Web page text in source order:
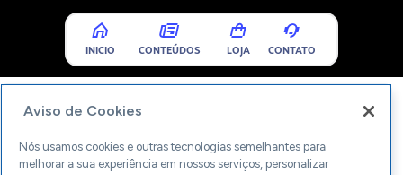
INICIO CONTEÚDOS LOJA CONTATO
Aviso de Cookies
Nós usamos cookies e outras tecnologias semelhantes para
melhorar a sua experiência em nossos serviços, personalizar